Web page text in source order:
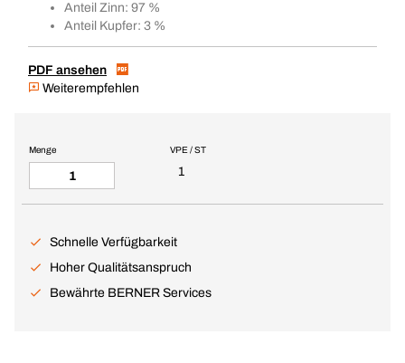
Anteil Zinn: 97 %
Anteil Kupfer: 3 %
PDF ansehen
Weiterempfehlen
VPE / ST
1
Menge
Schnelle Verfügbarkeit
Hoher Qualitätsanspruch
Bewährte BERNER Services